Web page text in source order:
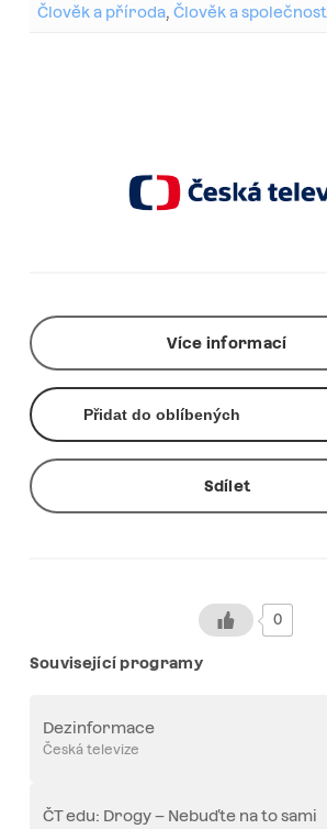
Člověk a příroda, Člověk a společnost
Více informací
Přidat do oblíbených
Sdílet
0
Související programy
Dezinformace
Česká televize
ČT edu: Drogy – Nebuďte na to sami